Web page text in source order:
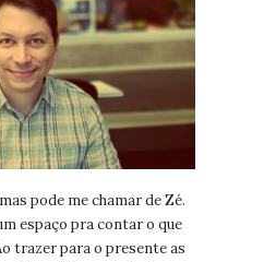
pode me chamar de Zé.
espaço pra contar o que
trazer para o presente as